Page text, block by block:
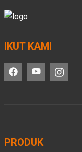
IKUT KAMI
PRODUK